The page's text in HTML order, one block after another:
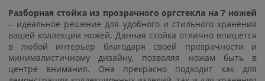
Разборная стойка из прозрачного оргстекла на 7 ножей
– идеальное решение для удобного и стильного хранения
вашей коллекции ножей. Данная стойка отлично впишется
в любой интерьер благодаря своей прозрачности и
минималистичному дизайну, позволяя ножам быть в
центре внимания. Она прекрасно подходит как для